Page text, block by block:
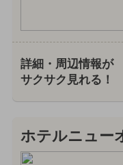
詳細・周辺情報が
サクサク見れる！
ホテルニュー